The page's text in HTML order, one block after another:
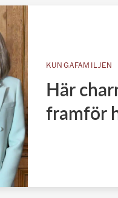
KUNGAFAMILJEN
Här
framför